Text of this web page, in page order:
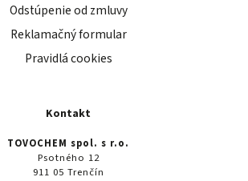
Odstúpenie od zmluvy
Reklamačný formular
Pravidlá cookies
Kontakt
TOVOCHEM spol. s r.o.
Psotného 12
911 05 Trenčín